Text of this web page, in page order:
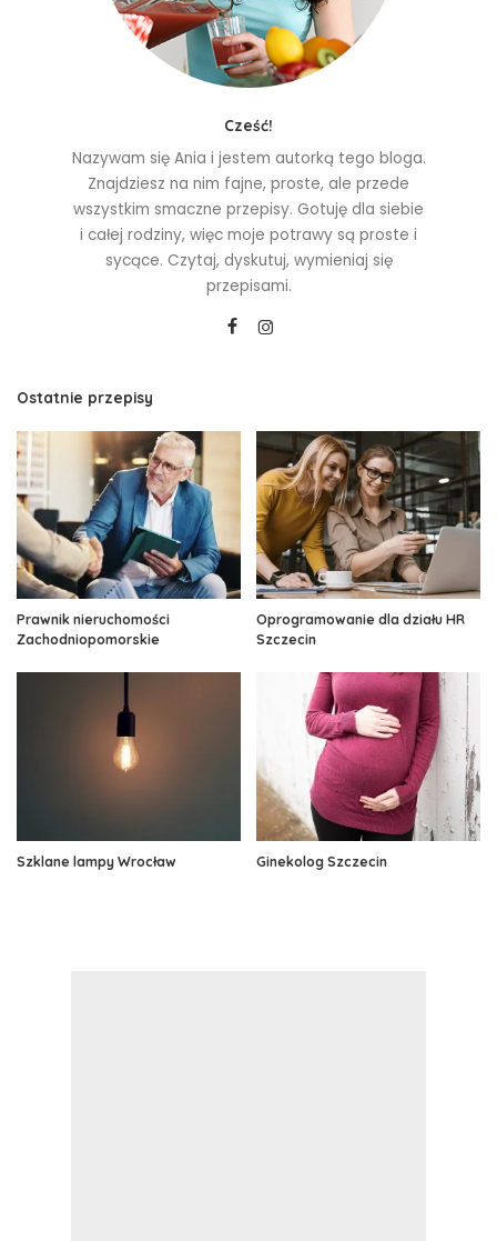
Cześć!
Nazywam się Ania i jestem autorką tego bloga.
Znajdziesz na nim fajne, proste, ale przede
wszystkim smaczne przepisy. Gotuję dla siebie
i całej rodziny, więc moje potrawy są proste i
sycące. Czytaj, dyskutuj, wymieniaj się
przepisami.
Ostatnie przepisy
Prawnik nieruchomości
Zachodniopomorskie
Oprogramowanie dla działu HR
Szczecin
Szklane lampy Wrocław Ginekolog Szczecin